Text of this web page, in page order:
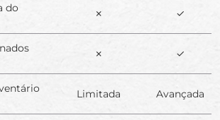
do
✗ ✓
✗ ✓
Limitada Avançada